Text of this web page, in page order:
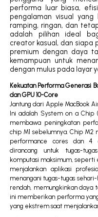
performa luar biasa,
pengalaman visual
ramping, ringan, dan
adalah pilihan ideal
creator kasual, dan siapa
premium dengan daya
kemampuan untuk
dengan mulus pada layar
Kekuatan Performa Generasi
dan GPU 10-Core
Jantung dari Apple MacBook
Ini adalah System on a Chip
membawa peningkatan
chip M1 sebelumnya. Chip
performance cores dan 4
dirancang untuk tugas-
komputasi maksimum,
menjalankan aplikasi
menangani tugas-tugas
rendah, memungkinkan daya
ini memberikan performa
yang ekstrem saat